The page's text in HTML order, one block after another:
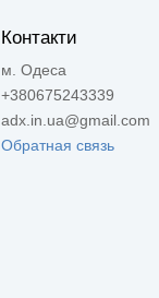
Контакти
м. Одеса
+380675243339
adx.in.ua@gmail.com
Обратная связь